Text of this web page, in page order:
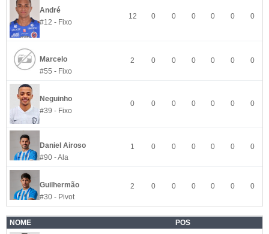
André
#12 - Fixo
12 0 0 0 0 0 0
Marcelo
#55 - Fixo
2 0 0 0 0 0 0
Neguinho
#39 - Fixo
0 0 0 0 0 0 0
Daniel Airoso
#90 - Ala
1 0 0 0 0 0 0
Guilhermão
#30 - Pivot
2 0 0 0 0 0 0
NOME POS